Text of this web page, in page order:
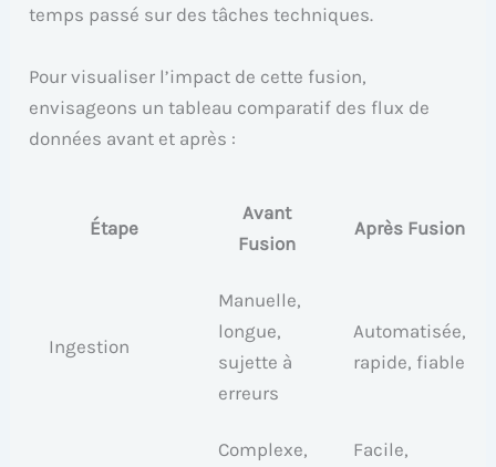
temps passé sur des tâches techniques.
Pour visualiser l’impact de cette fusion,
envisageons un tableau comparatif des flux de
données avant et après :
Étape
Avant
Fusion
Après Fusion
Ingestion
Manuelle,
longue,
sujette à
erreurs
Automatisée,
rapide, fiable
Complexe,
Facile,